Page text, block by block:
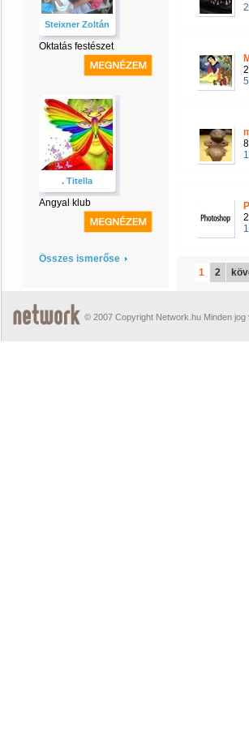
Steixner Zoltán
Oktatás festészet
. Titella
Angyal klub
Összes ismerőse
1 2
© 2007 Copyright Network.hu Minden jog